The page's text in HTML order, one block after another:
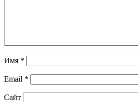
Имя *
Email *
Сайт